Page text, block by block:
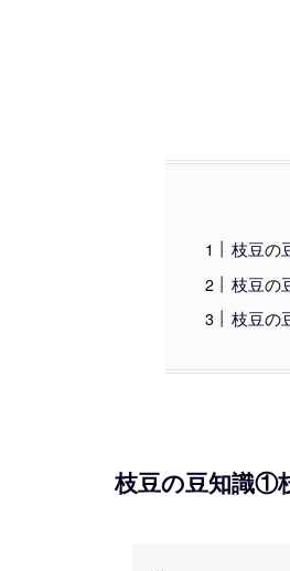
枝豆の
枝豆の
枝豆の
枝豆の豆知識①